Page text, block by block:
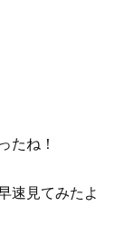
たね！
速見てみたよ